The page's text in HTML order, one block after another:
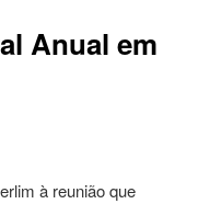
Anual em
à reunião que